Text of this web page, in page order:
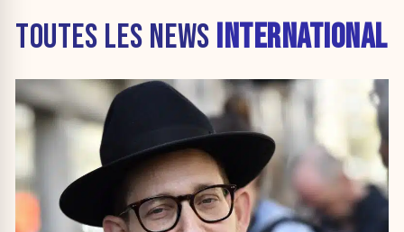
TOUTES LES NEWS INTERNATIONAL